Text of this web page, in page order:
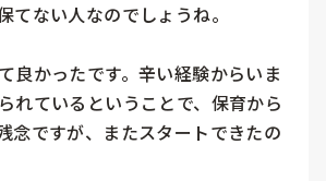
てない人なのでしょうね。
良かったです。辛い経験からいま
れているということで、保育から
念ですが、またスタートできたの